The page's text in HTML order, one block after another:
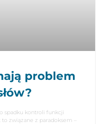
problem
spadku kontroli funkcji
związane z paradoksem –